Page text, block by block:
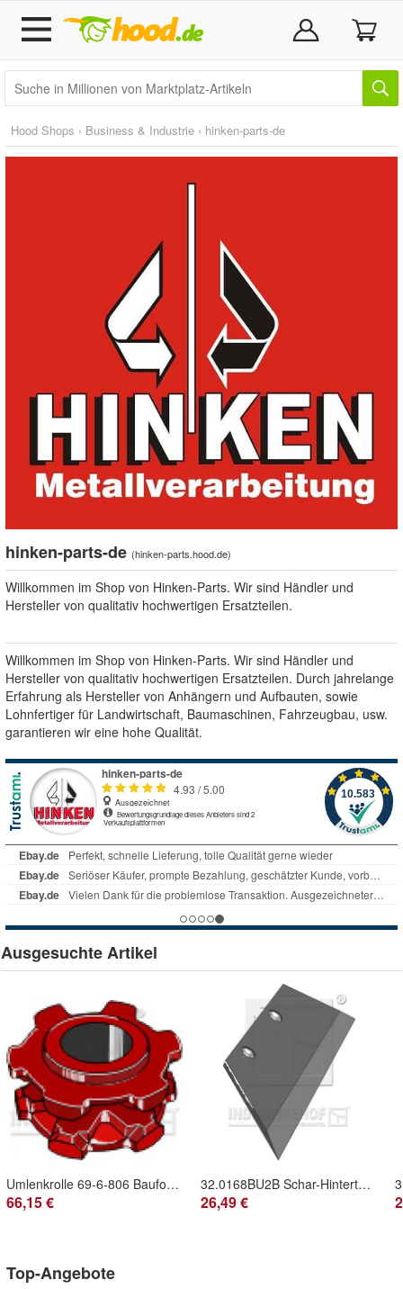
Hood Shops › Business & Industrie › hinken-parts-de
hinken-parts-de (hinken-parts.hood.de)
Willkommen im Shop von Hinken-Parts. Wir sind Händler und
Hersteller von qualitativ hochwertigen Ersatzteilen.
Willkommen im Shop von Hinken-Parts. Wir sind Händler und
Hersteller von qualitativ hochwertigen Ersatzteilen. Durch jahrelange
Erfahrung als Hersteller von Anhängern und Aufbauten, sowie
Lohnfertiger für Landwirtschaft, Baumaschinen, Fahrzeugbau, usw.
garantieren wir eine hohe Qualität.
Ausgesuchte Artikel
Umlenkrolle 69-6-806 Bauform B, für Kettenteilung 10 X 35 mm passend für Welger
66,15 €
32.0168BU2B Schar-Hinterteil WG10B L - links (Lemken)
26,49 €
Top-Angebote